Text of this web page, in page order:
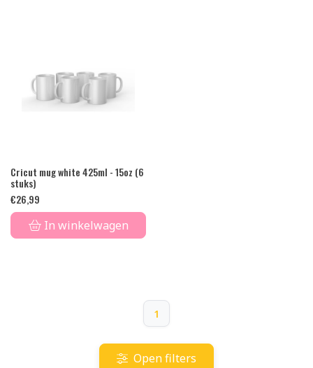
Cricut mug white 425ml - 15oz (6
stuks)
€26,99
In winkelwagen
1
Open filters